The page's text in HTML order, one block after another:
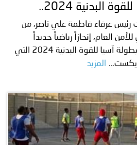
البدنية 2024..
رئيس عرفاء فاطمة علي ناصر، من
العام، إنجازاً رياضياً جديداً
لمملكة البحرين في بطولة آسيا للقوة البدنية 2024 التي
المزيد